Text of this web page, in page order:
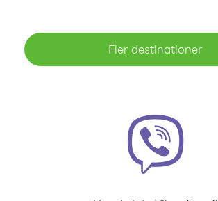
Fler destinationer